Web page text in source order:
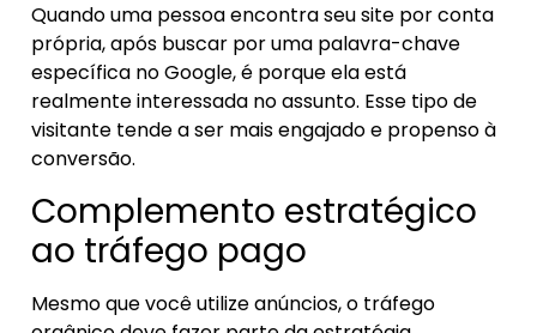
Quando uma pessoa encontra seu site por conta
própria, após buscar por uma palavra-chave
específica no Google, é porque ela está
realmente interessada no assunto. Esse tipo de
visitante tende a ser mais engajado e propenso à
conversão.
Complemento estratégico
ao tráfego pago
Mesmo que você utilize anúncios, o tráfego